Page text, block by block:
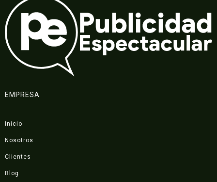
EMPRESA
Inicio
Nosotros
Clientes
Blog